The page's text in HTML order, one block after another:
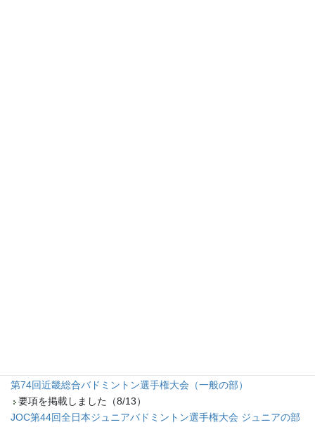
第74回近畿総合バドミントン選手権大会（一般の部）
要項を掲載しました（8/13）
JOC第44回全日本ジュニアバドミントン選手権大会 ジュニアの部